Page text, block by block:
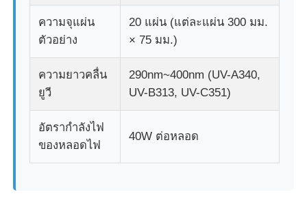
เครื่องควบคุมอุณหภูมิและความชื้น
เครื่องทดสอบความแข็ง
ความจุแผ่น
ตัวอย่าง
20 แผ่น (แต่ละแผ่น 300 มม.
× 75 มม.)
ความยาวคลื่น
ยูวี
290nm~400nm (UV-A340,
UV-B313, UV-C351)
อัตรากำลังไฟ
ของหลอดไฟ
40W ต่อหลอด